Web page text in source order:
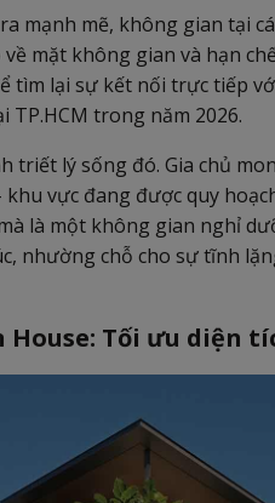
mạnh mẽ, không gian tại
mặt không gian và hạn
tìm lại sự kết nối trực tiếp
trong năm 2026.
triết lý sống đó. Gia chủ
vực đang được quy
là một không gian nghỉ
nhường chỗ cho sự tĩnh
House: Tối ưu diện